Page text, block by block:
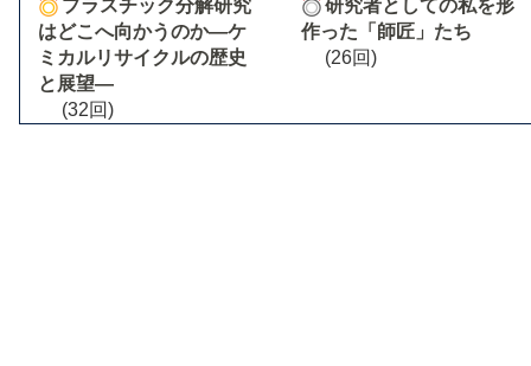
プラスチック分解研究
はどこへ向かうのか―ケ
ミカルリサイクルの歴史
と展望―
(32回)
研究者としての私を形
作った「師匠」たち
(26回)